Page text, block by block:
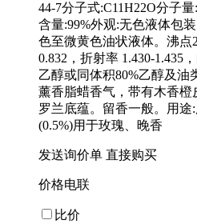
44-7分子式:C11H22O分子
含量:99%外观:无色液体包
色至微黄色油状液体。沸点
0.832，折射率 1.430-1.435
乙醇或同体积80%乙醇及油
薰香脂蜡香气，带有木香
罗兰底蕴。留香一般。用
(0.5%)用于玫瑰、晚香
发送询价单 直接购买
价格电联
比价